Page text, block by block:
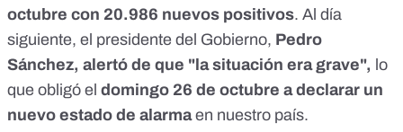
octubre con 20.986 nuevos positivos. Al día
siguiente, el presidente del Gobierno, Pedro
Sánchez, alertó de que "la situación era grave", lo
que obligó el domingo 26 de octubre a declarar un
nuevo estado de alarmaen nuestro país.